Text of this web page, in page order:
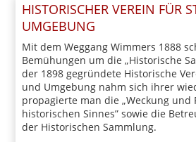
HISTORISCHER VEREIN FÜR
UMGEBUNG
Mit dem Weggang Wimmers 1888
Bemühungen um die „Historische
der 1898 gegründete Historische
und Umgebung nahm sich ihrer
propagierte man die „Weckung und
historischen Sinnes” sowie die
der Historischen Sammlung.